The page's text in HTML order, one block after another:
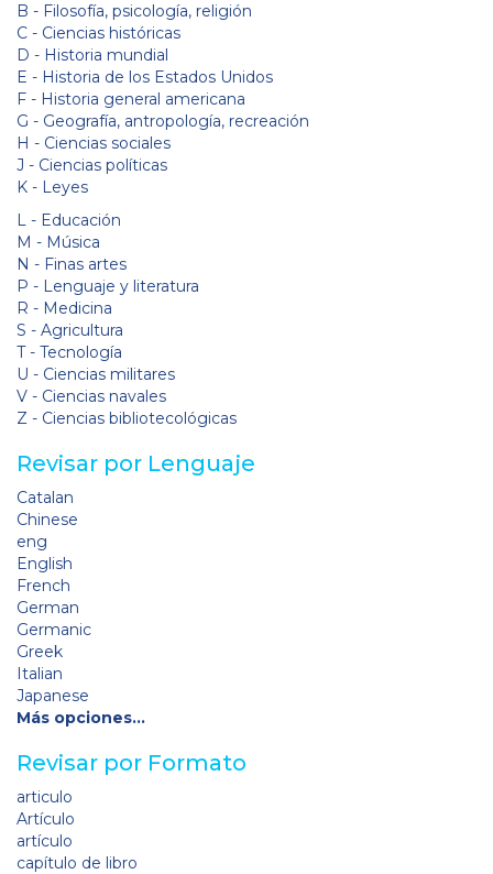
B - Filosofía, psicología, religión
C - Ciencias históricas
D - Historia mundial
E - Historia de los Estados Unidos
F - Historia general americana
G - Geografía, antropología, recreación
H - Ciencias sociales
J - Ciencias políticas
K - Leyes
L - Educación
M - Música
N - Finas artes
P - Lenguaje y literatura
R - Medicina
S - Agricultura
T - Tecnología
U - Ciencias militares
V - Ciencias navales
Z - Ciencias bibliotecológicas
Revisar por Lenguaje
Catalan
Chinese
eng
English
French
German
Germanic
Greek
Italian
Japanese
Más opciones…
Revisar por Formato
articulo
Artículo
artículo
capítulo de libro